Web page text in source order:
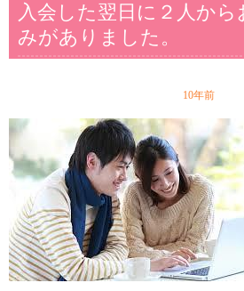
入会した翌日に２人から
みがありました。
10年前